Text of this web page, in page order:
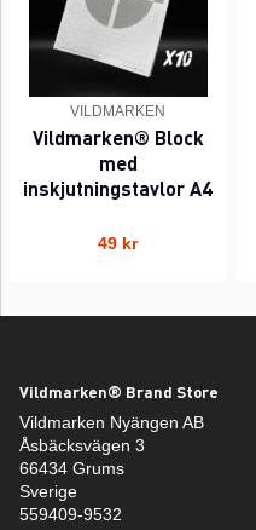
VILDMARKEN
Vildmarken® Block
med
inskjutningstavlor A4
49 kr
Vildmarken® Brand Store
Vildmarken Nyängen AB
Åsbäcksvägen 3
66434 Grums
Sverige
559409-9532